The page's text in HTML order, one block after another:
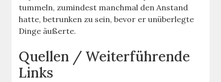
tummeln, zumindest manchmal den Anstand
hatte, betrunken zu sein, bevor er unüberlegte
Dinge äußerte.
Quellen / Weiterführende
Links